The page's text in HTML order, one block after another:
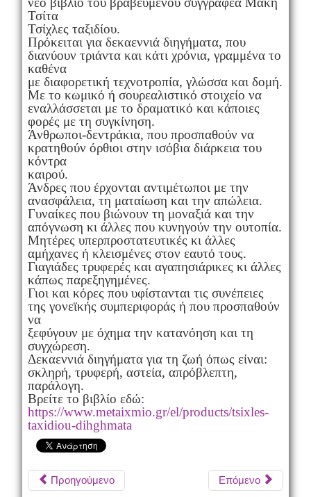
Τσίτα
Τσίχλες ταξιδίου.
Πρόκειται για δεκαεννιά διηγήματα, που
διανύουν τριάντα και κάτι χρόνια, γραμμένα το
καθένα
με διαφορετική τεχνοτροπία, γλώσσα και δομή.
Με το κωμικό ή σουρεαλιστικό στοιχείο να
εναλλάσσεται με το δραματικό και κάποιες
φορές με τη συγκίνηση.
Άνθρωποι-δεντράκια, που προσπαθούν να
κρατηθούν όρθιοι στην ισόβια διάρκεια του
κόντρα
καιρού.
Άνδρες που έρχονται αντιμέτωποι με την
ανασφάλεια, τη ματαίωση και την απώλεια.
Γυναίκες που βιώνουν τη μοναξιά και την
απόγνωση κι άλλες που κυνηγούν την ουτοπία.
Μητέρες υπερπροστατευτικές κι άλλες
αμήχανες ή κλεισμένες στον εαυτό τους.
Γιαγιάδες τρυφερές και αγαπησιάρικες κι άλλες
κάπως παρεξηγημένες.
Γιοι και κόρες που υφίστανται τις συνέπειες
της γονεϊκής συμπεριφοράς ή που προσπαθούν
να
ξεφύγουν με όχημα την κατανόηση και τη
συγχώρεση.
Δεκαεννιά διηγήματα για τη ζωή όπως είναι:
σκληρή, τρυφερή, αστεία, απρόβλεπτη,
παράλογη.
Βρείτε το βιβλίο εδώ:
https://www.metaixmio.gr/el/products/tsixles-
taxidiou-dihghmata
Προηγούμενο Επόμενο